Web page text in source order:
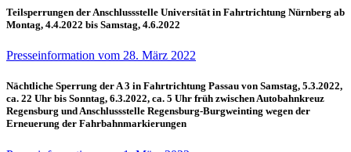
Teilsperrungen der Anschlussstelle Universität in Fahrtrichtung Nürnberg ab
Montag, 4.4.2022 bis Samstag, 4.6.2022
Presseinformation vom 28. März 2022
Nächtliche Sperrung der A 3 in Fahrtrichtung Passau von Samstag, 5.3.2022,
ca. 22 Uhr bis Sonntag, 6.3.2022, ca. 5 Uhr früh zwischen Autobahnkreuz
Regensburg und Anschlussstelle Regensburg-Burgweinting wegen der
Erneuerung der Fahrbahnmarkierungen